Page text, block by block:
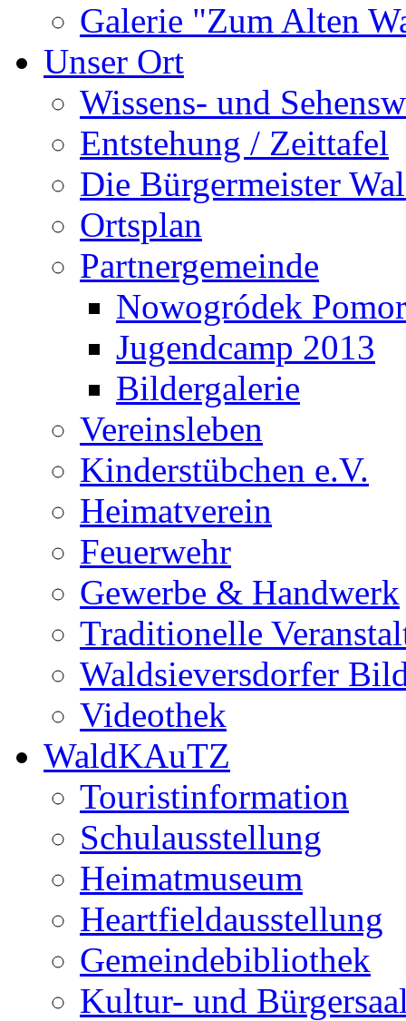
Galerie "Zum Alten
Unser Ort
Wissens- und
Entstehung / Zeittafel
Die Bürgermeister
Ortsplan
Partnergemeinde
Nowogródek
Jugendcamp 2013
Bildergalerie
Vereinsleben
Kinderstübchen e.V.
Heimatverein
Feuerwehr
Gewerbe & Handwerk
Traditionelle
Waldsieversdorfer
Videothek
WaldKAuTZ
Touristinformation
Schulausstellung
Heimatmuseum
Heartfieldausstellung
Gemeindebibliothek
Kultur- und